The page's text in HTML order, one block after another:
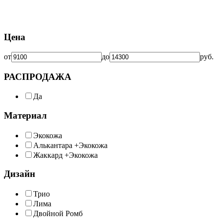
Цена
от до руб.
РАСПРОДАЖА
Да
Материал
Экокожа
Алькантара +Экокожа
Жаккард +Экокожа
Дизайн
Трио
Лима
Двойной Ромб